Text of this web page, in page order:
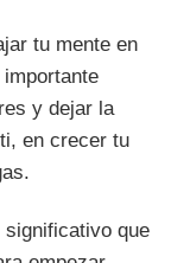
tu mente en
y dejar la
en crecer tu
significativo que